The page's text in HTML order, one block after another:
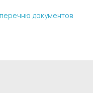
документов